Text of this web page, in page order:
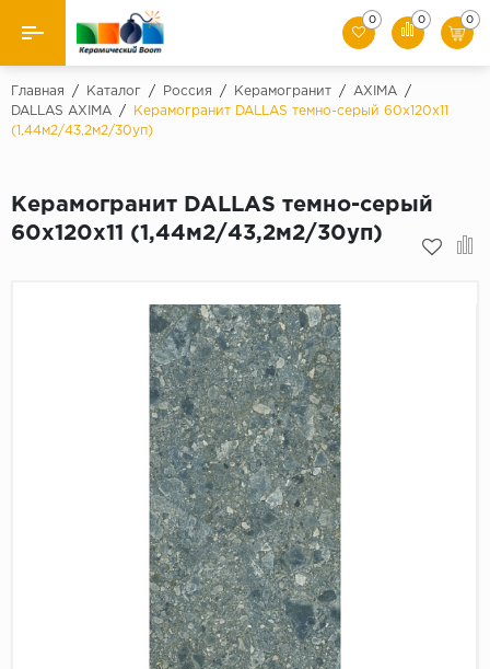
Назад
Производители
Керамогранит
Искусственный камень
0 0 0
Главная / Каталог / Россия / Керамогранит / AXIMA
/
DALLAS AXIMA
/
Керамогранит DALLAS темно-серый 60х120х11
(1,44м2/43,2м2/30уп)
Керамогранит DALLAS темно-серый
60х120х11 (1,44м2/43,2м2/30уп)